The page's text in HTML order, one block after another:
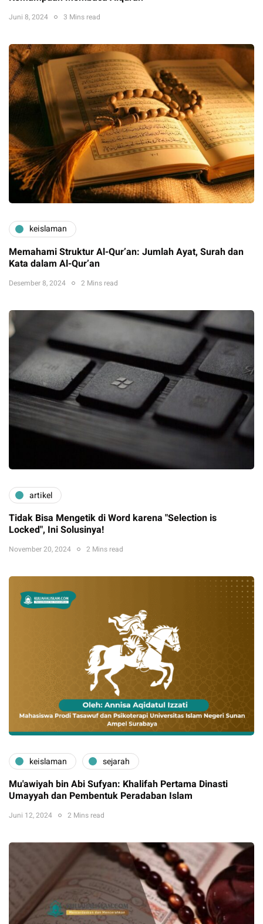
Juni 8, 2024 3 Mins read
keislaman
Memahami Struktur Al-Qur’an: Jumlah Ayat, Surah dan
Kata dalam Al-Qur’an
Desember 8, 2024 2 Mins read
artikel
Tidak Bisa Mengetik di Word karena "Selection is
Locked", Ini Solusinya!
November 20, 2024 2 Mins read
keislaman sejarah
Mu'awiyah bin Abi Sufyan: Khalifah Pertama Dinasti
Umayyah dan Pembentuk Peradaban Islam
Juni 12, 2024 2 Mins read